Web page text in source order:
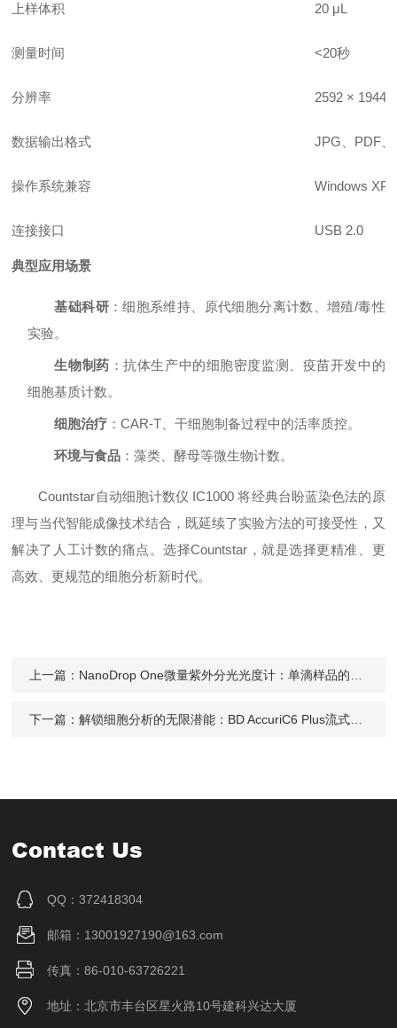
上样体积 20 μL
测量时间 <20秒
分辨率 2592 × 1944
数据输出格式 JPG、PDF
操作系统兼容 Windows XP
连接接口 USB 2.0
典型应用场景
基础科研：细胞系维持、原代细胞分离计数、增殖/毒性
实验。
生物制药 ：抗体生产中的细胞密度监测、疫苗开发中的
细胞基质计数。
细胞治疗 ：CAR-T、干细胞制备过程中的活率质控。
环境与食品 ：藻类、酵母等微生物计数。
Countstar自动细胞计数仪 IC1000 将经典台盼蓝染色法的原
理与当代智能成像技术结合，既延续了实验方法的可接受性，又
解决了人工计数的痛点。选择Countstar，就是选择更精准、更
高效、更规范的细胞分析新时代。
上一篇： NanoDrop One微量紫外分光光度计：单滴样品的高精度核酸与蛋白定量分析平台
下一篇：解锁细胞分析的无限潜能：BD AccuriC6 Plus流式细胞仪选购指南
Contact Us
QQ：372418304
邮箱：13001927190@163.com
传真：86-010-63726221
地址：北京市丰台区星火路10号建科兴达大厦